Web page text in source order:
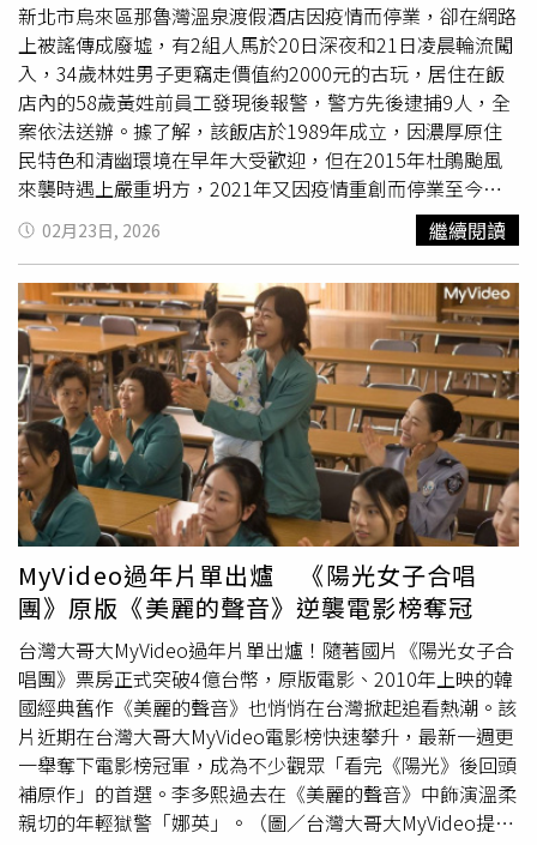
新北市烏來區那魯灣溫泉渡假酒店因疫情而停業，卻在網路
上被謠傳成廢墟，有2組人馬於20日深夜和21日凌晨輪流闖
入，34歲林姓男子更竊走價值約2000元的古玩，居住在飯
店內的58歲黃姓前員工發現後報警，警方先後逮捕9人，全
案依法送辦。據了解，該飯店於1989年成立，因濃厚原住
民特色和清幽環境在早年大受歡迎，但在2015年杜鵑颱風
來襲時遇上嚴重坍方，2021年又因疫情重創而停業至今，
卻在網路上被謠傳成廢墟。20日晚間9時許，22 歲阮姓女子
夥同34歲林姓男子、22歲呂姓男子共3人，從飯店受損的側
門潛入，並在入內後大肆翻找財物，黃男聽聞聲響報警，警
方到場後逮捕3人，並在林嫌身上搜出一顆價值約2000 元的
古玩。經被害人當場指證，警方依竊盜罪嫌將 3 人移送台北
地檢署偵辦。21日凌晨，19 歲陳姓男子又帶著20歲劉姓男
子、20歲張姓男子、19歲俞姓男子、19歲黃姓男子和17歲
吳姓少女潛入，由損壞的側門步行侵入內搜尋財物，黃男發
現後立刻報警，警方趕抵後將6人逮捕，但未從他們身上搜
出贓物。全案成年人部分依竊盜未遂罪移送臺北地方檢察署
偵辦，未成年人部分依少年事件處理法移送臺北地方法院少
年法庭審理。2組人馬皆供稱是由網路上看到有關於上開地
點之介紹，誤認為此處是無人居住的廢墟，這才決定到此夜
遊探險並挖寶，但新店分局強調，該地仍為私人產權，警方
呼籲民眾切勿聽信網路謠言，請勿再違法前往該地以免觸
法。
02月23日, 2026 繼續閱讀
MyVideo過年片單出爐 《陽光女子合唱
團》原版《美麗的聲音》逆襲電影榜奪冠
台灣大哥大MyVideo過年片單出爐！隨著國片《陽光女子合
唱團》票房正式突破4億台幣，原版電影、2010年上映的韓
國經典舊作《美麗的聲音》也悄悄在台灣掀起追看熱潮。該
片近期在台灣大哥大MyVideo電影榜快速攀升，最新一週更
一舉奪下電影榜冠軍，成為不少觀眾「看完《陽光》後回頭
補原作」的首選。李多熙過去在《美麗的聲音》中飾演溫柔
親切的年輕獄警「娜英」。（圖／台灣大哥大MyVideo提